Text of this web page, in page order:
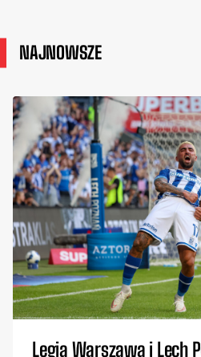
NAJNOWSZE
Legia Warszawa i Lech